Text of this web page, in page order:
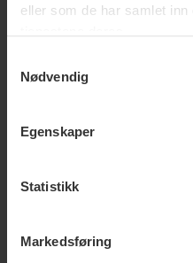
eller som de har samlet inn
Nødvendig
Egenskaper
Statistikk
Markedsføring
Komfortable og funksjonelle